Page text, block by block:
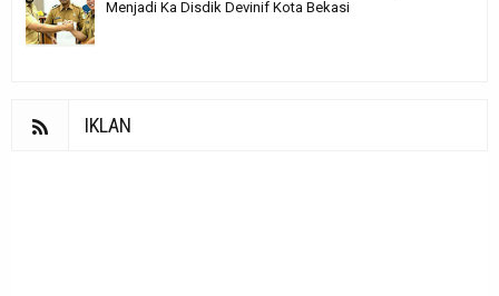
Menjadi Ka Disdik Devinif Kota Bekasi
IKLAN